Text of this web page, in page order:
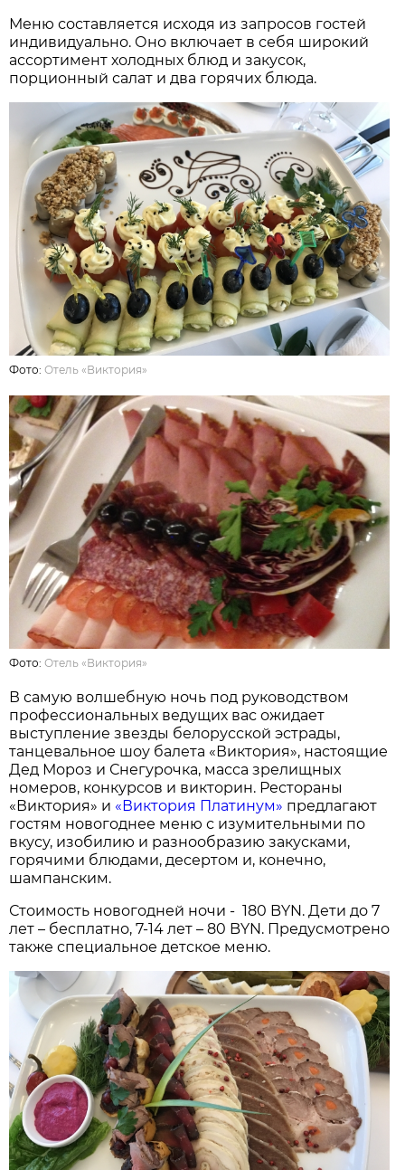
Меню составляется исходя из запросов гостей
индивидуально. Оно включает в себя широкий
ассортимент холодных блюд и закусок,
порционный салат и два горячих блюда.
Фото:Отель «Виктория»
Фото:Отель «Виктория»
В самую волшебную ночь под руководством
профессиональных ведущих вас ожидает
выступление звезды белорусской эстрады,
танцевальное шоу балета «Виктория», настоящие
Дед Мороз и Снегурочка, масса зрелищных
номеров, конкурсов и викторин. Рестораны
«Виктория» и «Виктория Платинум» предлагают
гостям новогоднее меню с изумительными по
вкусу, изобилию и разнообразию закусками,
горячими блюдами, десертом и, конечно,
шампанским.
Стоимость новогодней ночи - 180 BYN. Дети до 7
лет – бесплатно, 7-14 лет – 80 BYN. Предусмотрено
также специальное детское меню.